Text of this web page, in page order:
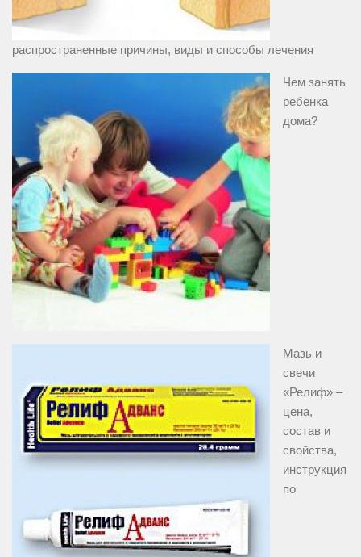
распространенные причины, виды и способы лечения
Чем занять
ребенка
дома?
Мазь и
свечи
«Релиф» –
цена,
состав и
свойства,
инструкция
по